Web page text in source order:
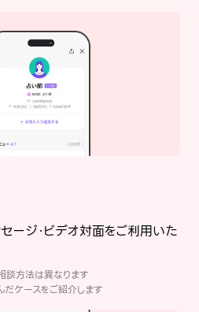
セージ・ビデオ対面をご利用いた
談方法は異なります
だケースをご紹介します